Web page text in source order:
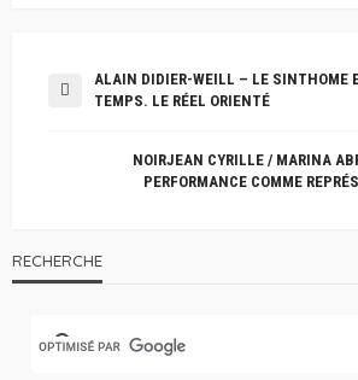
ALAIN DIDIER-WEILL – LE SINTHOME
TEMPS. LE RÉEL ORIENTÉ
NOIRJEAN CYRILLE / MARINA
PERFORMANCE COMME
RECHERCHE